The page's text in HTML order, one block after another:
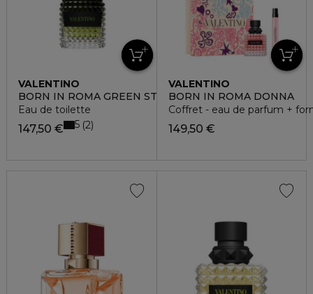
VALENTINO
BORN IN ROMA GREEN STRAVAGANZA UOMO
Eau de toilette
147,50 € 5 2
VALENTINO
BORN IN ROMA DONNA
Coffret - eau de parfum +
149,50 €